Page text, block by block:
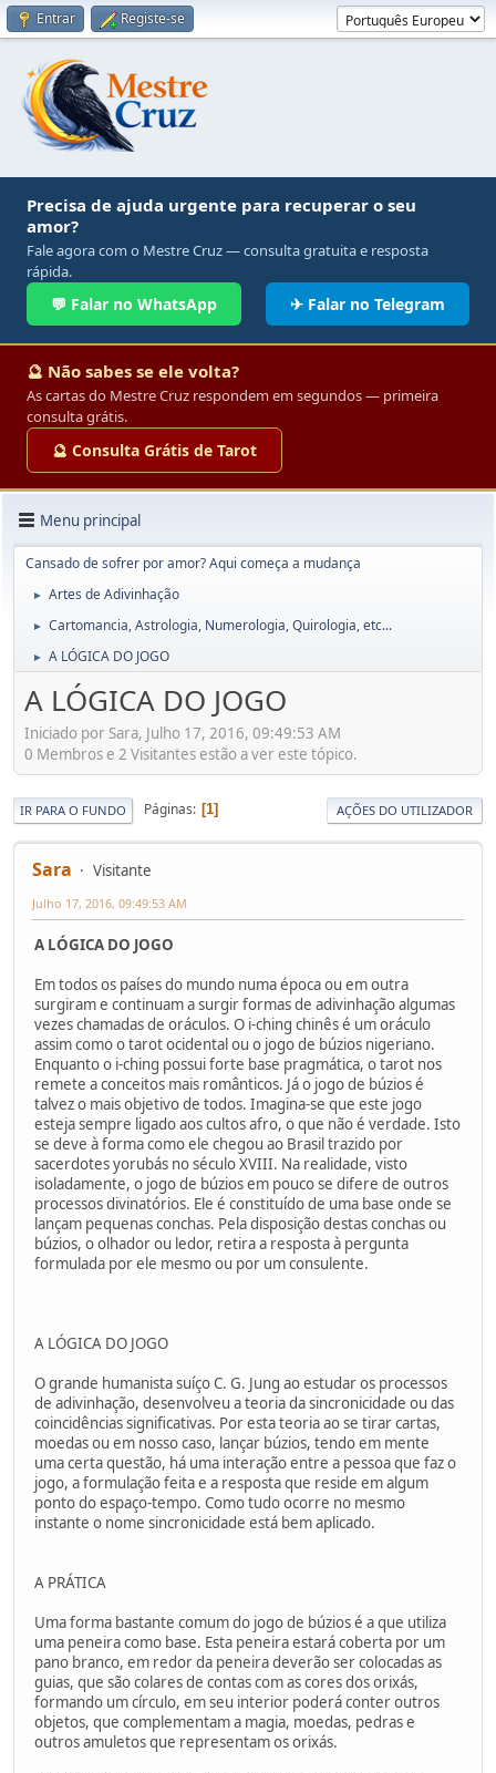
Entrar Registe-se
Precisa de ajuda urgente para recuperar o seu
amor?
Fale agora com o Mestre Cruz — consulta gratuita e resposta
rápida.
💬 Falar no WhatsApp ✈ Falar no Telegram
🔮 Não sabes se ele volta?
As cartas do Mestre Cruz respondem em segundos — primeira
consulta grátis.
🔮 Consulta Grátis de Tarot
Menu principal
Cansado de sofrer por amor? Aqui começa a mudança
► Artes de Adivinhação
► Cartomancia, Astrologia, Numerologia, Quirologia, etc...
► A LÓGICA DO JOGO
A LÓGICA DO JOGO
Iniciado por Sara, Julho 17, 2016, 09:49:53 AM
0 Membros e 2 Visitantes estão a ver este tópico.
IR PARA O FUNDO Páginas 1 AÇÕES DO UTILIZADOR
Sara Visitante
Julho 17, 2016, 09:49:53 AM
A LÓGICA DO JOGO
Em todos os países do mundo numa época ou em outra
surgiram e continuam a surgir formas de adivinhação algumas
vezes chamadas de oráculos. O i-ching chinês é um oráculo
assim como o tarot ocidental ou o jogo de búzios nigeriano.
Enquanto o i-ching possui forte base pragmática, o tarot nos
remete a conceitos mais românticos. Já o jogo de búzios é
talvez o mais objetivo de todos. Imagina-se que este jogo
esteja sempre ligado aos cultos afro, o que não é verdade. Isto
se deve à forma como ele chegou ao Brasil trazido por
sacerdotes yorubás no século XVIII. Na realidade, visto
isoladamente, o jogo de búzios em pouco se difere de outros
processos divinatórios. Ele é constituído de uma base onde se
lançam pequenas conchas. Pela disposição destas conchas ou
búzios, o olhador ou ledor, retira a resposta à pergunta
formulada por ele mesmo ou por um consulente.
A LÓGICA DO JOGO
O grande humanista suíço C. G. Jung ao estudar os processos
de adivinhação, desenvolveu a teoria da sincronicidade ou das
coincidências significativas. Por esta teoria ao se tirar cartas,
moedas ou em nosso caso, lançar búzios, tendo em mente
uma certa questão, há uma interação entre a pessoa que faz o
jogo, a formulação feita e a resposta que reside em algum
ponto do espaço-tempo. Como tudo ocorre no mesmo
instante o nome sincronicidade está bem aplicado.
A PRÁTICA
Uma forma bastante comum do jogo de búzios é a que utiliza
uma peneira como base. Esta peneira estará coberta por um
pano branco, em redor da peneira deverão ser colocadas as
guias, que são colares de contas com as cores dos orixás,
formando um círculo, em seu interior poderá conter outros
objetos, que complementam a magia, moedas, pedras e
outros amuletos que representam os orixás.